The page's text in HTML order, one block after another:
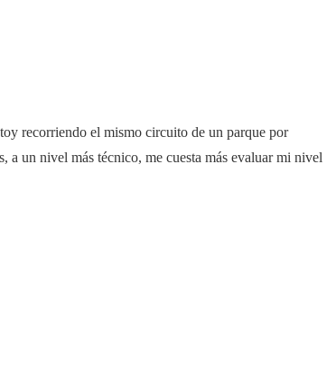
recorriendo el mismo circuito de un parque por
a un nivel más técnico, me cuesta más evaluar mi nivel